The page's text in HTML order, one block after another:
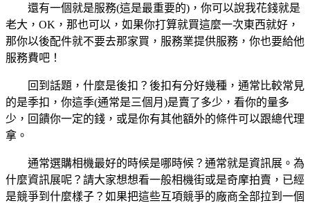
還有一個就是服務(這是最重要的)，你可以說我花錢就是
老大，OK，那也可以，如果你打算就買這麼一次東西就好，
那你以後配件就不要去那家買，服務業提供服務，你也要給他
服務費吧！
回到話題，什麼是後扣？後扣有分好幾種，通常比較常見
的是季扣，你這季(通常是三個月)是賣了多少，看你的量多
少，回饋你一定的錢，或是你有其他額外的條件可以跟總代理
拿。
通常選購相機最好的時候是哪時候？通常就是資訊展。為
什麼資訊展呢？請大家想想看一般相機街或是奇摩拍賣，已經
是競爭到什麼樣子？如果把這些互項競爭的廠商全部拉到一個